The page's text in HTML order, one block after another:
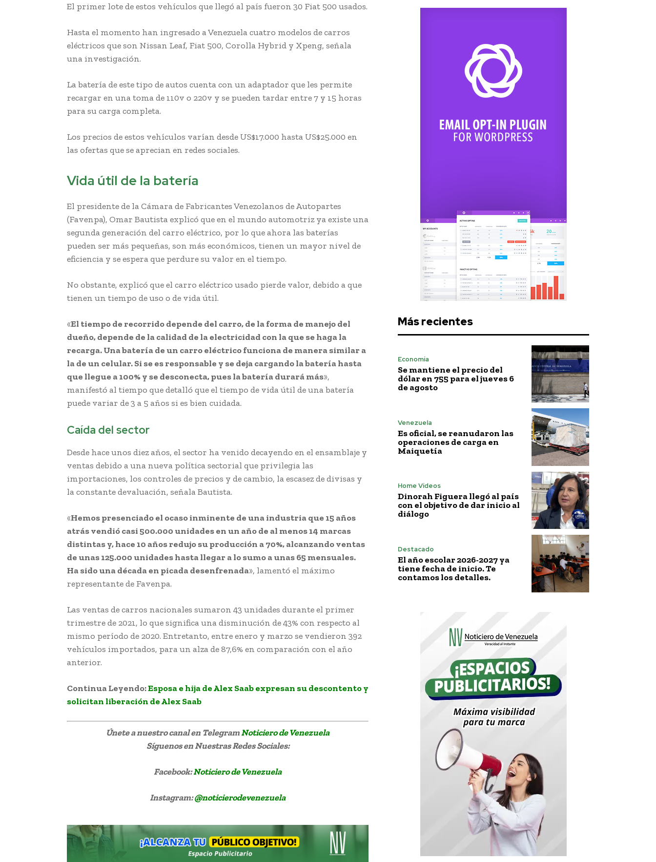
El primer lote de estos vehículos que llegó al país fueron 30 Fiat 500 usados.
Hasta el momento han ingresado a Venezuela cuatro modelos de carros
eléctricos que son Nissan Leaf, Fiat 500, Corolla Hybrid y Xpeng, señala
una investigación.
La batería de este tipo de autos cuenta con un adaptador que les permite
recargar en una toma de 110v o 220v y se pueden tardar entre 7 y 15 horas
para su carga completa.
Los precios de estos vehículos varían desde US$17.000 hasta US$25.000 en
las ofertas que se aprecian en redes sociales.
Vida útil de la batería
El presidente de la Cámara de Fabricantes Venezolanos de Autopartes
(Favenpa), Omar Bautista explicó que en el mundo automotriz ya existe una
segunda generación del carro eléctrico, por lo que ahora las baterías
pueden ser más pequeñas, son más económicos, tienen un mayor nivel de
eficiencia y se espera que perdure su valor en el tiempo.
No obstante, explicó que el carro eléctrico usado pierde valor, debido a que
tienen un tiempo de uso o de vida útil.
«El tiempo de recorrido depende del carro, de la forma de manejo del
dueño, depende de la calidad de la electricidad con la que se haga la
recarga. Una batería de un carro eléctrico funciona de manera similar a
la de un celular. Si se es responsable y se deja cargando la batería hasta
que llegue a 100% y se desconecta, pues la batería durará más»,
manifestó al tiempo que detalló que el tiempo de vida útil de una batería
puede variar de 3 a 5 años si es bien cuidada.
Caída del sector
Desde hace unos diez años, el sector ha venido decayendo en el ensamblaje y
ventas debido a una nueva política sectorial que privilegia las
importaciones, los controles de precios y de cambio, la escasez de divisas y
la constante devaluación, señala Bautista.
«Hemos presenciado el ocaso inminente de una industria que 15 años
atrás vendió casi 500.000 unidades en un año de al menos 14 marcas
distintas y, hace 10 años redujo su producción a 70%, alcanzando ventas
de unas 125.000 unidades hasta llegar a lo sumo a unas 65 mensuales.
Ha sido una década en picada desenfrenada», lamentó el máximo
representante de Favenpa.
Las ventas de carros nacionales sumaron 43 unidades durante el primer
trimestre de 2021, lo que significa una disminución de 43% con respecto al
mismo período de 2020. Entretanto, entre enero y marzo se vendieron 392
vehículos importados, para un alza de 87,6% en comparación con el año
anterior.
Continua Leyendo:Esposa e hija de Alex Saab expresan su descontento y
solicitan liberación de Alex Saab
Únete a nuestro canal en TelegramNoticiero de Venezuela
Síguenosen Nuestras Redes Sociales:
Facebook:Noticiero de Venezuela
Instagram:@noticierodevenezuela
Más recientes
Economía
Se mantiene el precio del
dólar en 755 para el jueves 6
de agosto
Venezuela
Es oficial, se reanudaron las
operaciones de carga en
Maiquetía
Home Vídeos
Dinorah Figuera llegó al país
con el objetivo de dar inicio al
diálogo
Destacado
El año escolar 2026-2027 ya
tiene fecha de inicio. Te
contamos los detalles.